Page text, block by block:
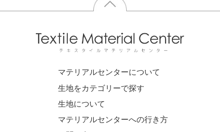
マテリアルセンターについて
生地をカテゴリーで探す
生地について
マテリアルセンターへの行き方